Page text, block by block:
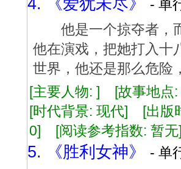
4. 《爱犹未尽》
- 单
他是一个掠夺者，而
他在演戏，把她打入十
世界，他还是那么危险
[主要人物: ] [故事地
[时代背景: 现代] [出
0] [阅读参考指数: 暂无
5. 《胜利女神》
- 单